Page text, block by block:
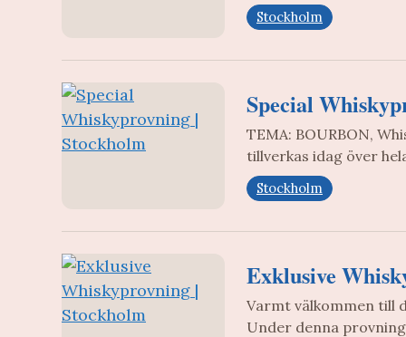
Stockholm
Special
TEMA: BOURBON,
tillverkas idag över
Stockholm
Exklusive
Varmt välkommen till
Under denna